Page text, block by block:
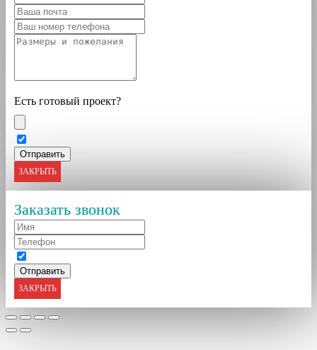
Есть готовый проект?
ЗАКРЫТЬ
Заказать звонок
ЗАКРЫТЬ